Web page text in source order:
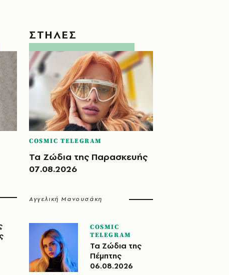
ΣΤΗΛΕΣ
COSMIC TELEGRAM
Τα Ζώδια της Παρασκευής
07.08.2026
Αγγελική Μανουσάκη
COSMIC
TELEGRAM
Τα Ζώδια της
Πέμπτης
06.08.2026